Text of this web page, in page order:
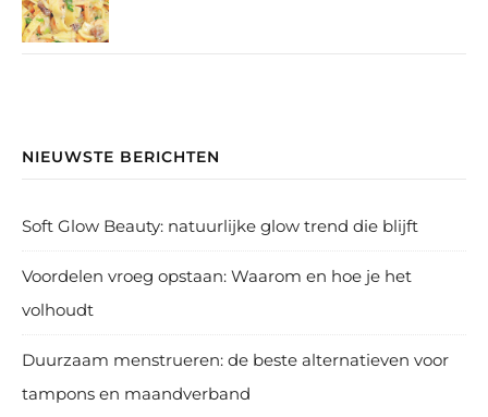
NIEUWSTE BERICHTEN
Soft Glow Beauty: natuurlijke glow trend die blijft
Voordelen vroeg opstaan: Waarom en hoe je het
volhoudt
Duurzaam menstrueren: de beste alternatieven voor
tampons en maandverband